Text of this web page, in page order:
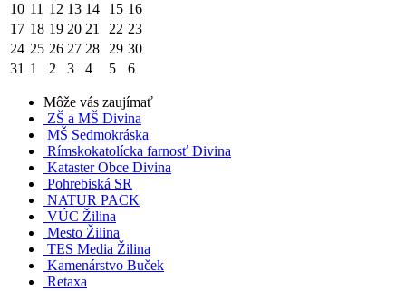
10 11 12 13 14 15 16
17 18 19 20 21 22 23
24 25 26 27 28 29 30
31 1 2 3 4 5 6
Môže vás zaujímať
ZŠ a MŠ Divina
MŠ Sedmokráska
Rímskokatolícka farnosť Divina
Kataster Obce Divina
Pohrebiská SR
NATUR PACK
VÚC Žilina
Mesto Žilina
TES Media Žilina
Kamenárstvo Buček
Retaxa